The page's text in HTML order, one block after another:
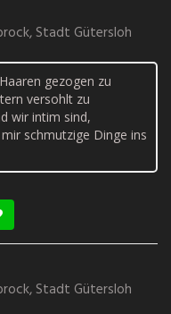
Stadt Gütersloh
gezogen zu
versohlt zu
wir intim sind,
schmutzige Dinge ins
Stadt Gütersloh